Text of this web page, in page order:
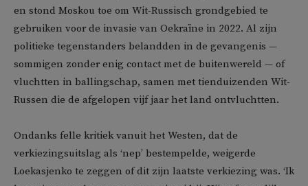
en stond Moskou toe om Wit-Russisch grondgebied te
gebruiken voor de invasie van Oekraïne in 2022. Al zijn
politieke tegenstanders belandden in de gevangenis —
sommigen zonder enig contact met de buitenwereld — of
vluchtten in ballingschap, samen met tienduizenden Wit-
Russen die de afgelopen vijf jaar het land ontvluchtten.
Ondanks felle kritiek vanuit het Westen, dat de
verkiezingsuitslag als ‘nep’ bestempelde, weigerde
Loekasjenko te zeggen of dit zijn laatste verkiezing was. ‘Ik